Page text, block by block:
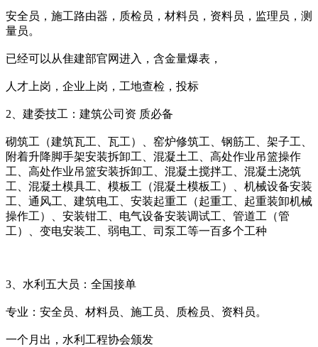
安全员，施工路由器，质检员，材料员，资料员，监理员，测
量员。
已经可以从隹建部官网进入，含金量爆表，
人才上岗，企业上岗，工地查检，投标
2、建委技工：建筑公司资 质必备
砌筑工（建筑瓦工、瓦工）、窑炉修筑工、钢筋工、架子工、
附着升降脚手架安装拆卸工、混凝土工、高处作业吊篮操作
工、高处作业吊篮安装拆卸工、混凝土搅拌工、混凝土浇筑
工、混凝土模具工、模板工（混凝土模板工）、机械设备安装
工、通风工、建筑电工、安装起重工（起重工、起重装卸机械
操作工）、安装钳工、电气设备安装调试工、管道工（管
工）、变电安装工、弱电工、司泵工等一百多个工种
3、水利五大员：全国接单
专业：安全员、材料员、施工员、质检员、资料员。
一个月出，水利工程协会颁发